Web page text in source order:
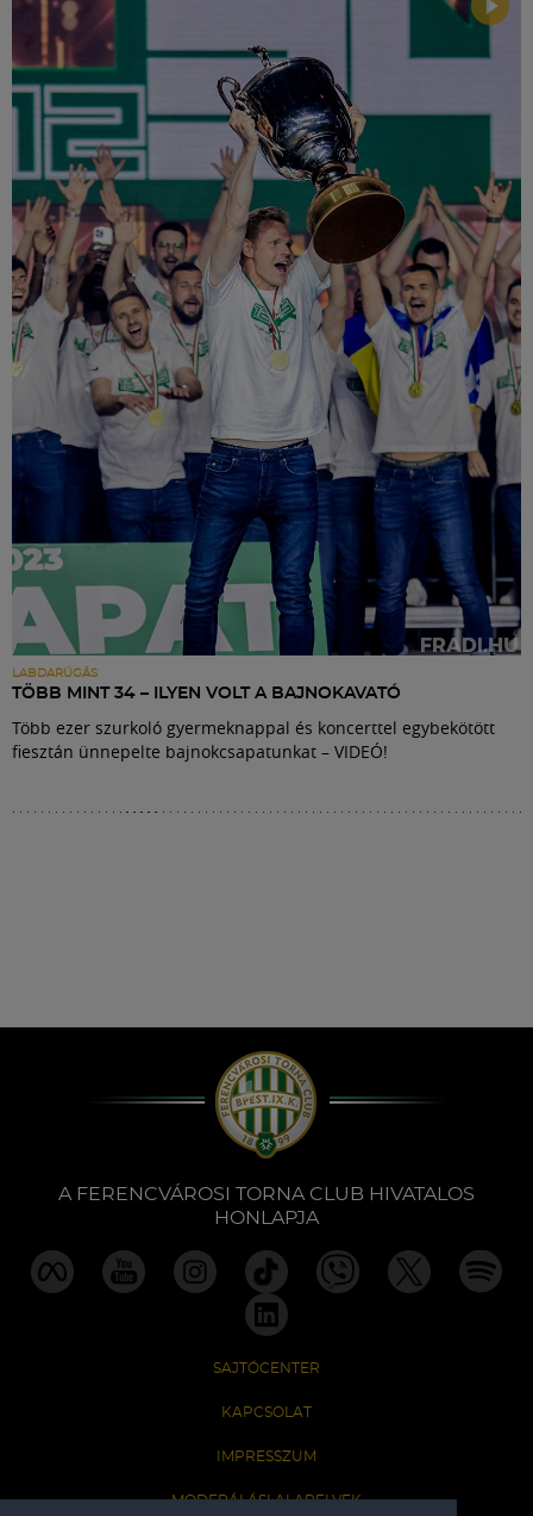
LABDARÚGÁS
TÖBB MINT 34 – ILYEN VOLT A BAJNOKAVATÓ
Több ezer szurkoló gyermeknappal és koncerttel egybekötött
fiesztán ünnepelte bajnokcsapatunkat – VIDEÓ!
A FERENCVÁROSI TORNA CLUB HIVATALOS
HONLAPJA
SAJTÓCENTER
KAPCSOLAT
IMPRESSZUM
MODERÁLÁSI ALAPELVEK